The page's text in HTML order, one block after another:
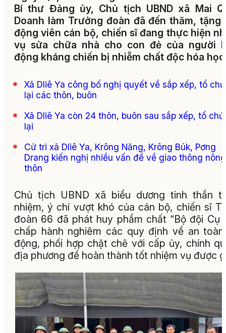
Bí thư Đảng ủy, Chủ tịch UBND xã Mai
Doanh làm Trưởng đoàn đã đến thăm, tặng
động viên cán bộ, chiến sĩ đang thực hiện
vụ sửa chữa nhà cho con đẻ của người
động kháng chiến bị nhiễm chất độc hóa
Xã Dliê Ya công bố nghị quyết về sắp xếp, tổ
lại các thôn, buôn
Xã Dliê Ya còn 24 thôn, buôn sau sắp xếp, tổ
lại
Cử tri xã Dliê Ya, Krông Năng, Krông Búk, Pơng
Drang kiến nghị nhiều vấn đề về giao thông nông
thôn
Chủ tịch UBND xã biểu dương tinh thần
nhiệm, ý chí vượt khó của cán bộ, chiến sĩ
đoàn 66 đã phát huy phẩm chất “Bộ đội Cụ
chấp hành nghiêm các quy định về an
động, phối hợp chặt chẽ với cấp ủy, chính
địa phương để hoàn thành tốt nhiệm vụ được